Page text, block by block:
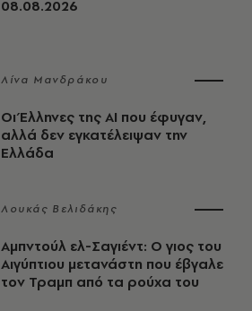
08.08.2026
Λίνα Μανδράκου
Οι Έλληνες της ΑΙ που έφυγαν,
αλλά δεν εγκατέλειψαν την
Ελλάδα
Λουκάς Βελιδάκης
Αμπντούλ ελ-Σαγιέντ: Ο γιος του
Αιγύπτιου μετανάστη που έβγαλε
τον Τραμπ από τα ρούχα του